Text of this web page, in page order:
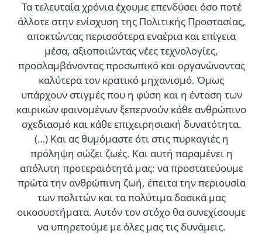
Τα τελευταία χρόνια έχουμε επενδύσει όσο ποτέ
άλλοτε στην ενίσχυση της Πολιτικής Προστασίας,
αποκτώντας περισσότερα εναέρια και επίγεια
μέσα, αξιοποιώντας νέες τεχνολογίες,
προσλαμβάνοντας προσωπικό και οργανώνοντας
καλύτερα τον κρατικό μηχανισμό. Όμως
υπάρχουν στιγμές που η φύση και η ένταση των
καιρικών φαινομένων ξεπερνούν κάθε ανθρώπινο
σχεδιασμό και κάθε επιχειρησιακή δυνατότητα.
(…) Και ας θυμόμαστε ότι στις πυρκαγιές η
πρόληψη σώζει ζωές. Και αυτή παραμένει η
απόλυτη προτεραιότητά μας: να προστατεύουμε
πρώτα την ανθρώπινη ζωή, έπειτα την περιουσία
των πολιτών και τα πολύτιμα δασικά μας
οικοσυστήματα. Αυτόν τον στόχο θα συνεχίσουμε
να υπηρετούμε με όλες μας τις δυνάμεις.